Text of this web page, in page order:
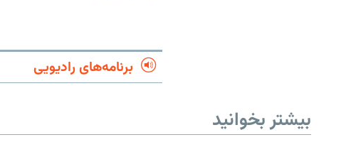
برنامه‌های رادیویی
بیشتر بخوانید